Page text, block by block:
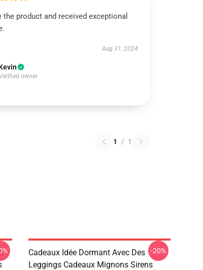
the product and received exceptional
Aug 31, 2024
owner
1 / 1
Cadeaux Idée Dormant Avec Des
Leggings Cadeaux Mignons Sirens
-20%